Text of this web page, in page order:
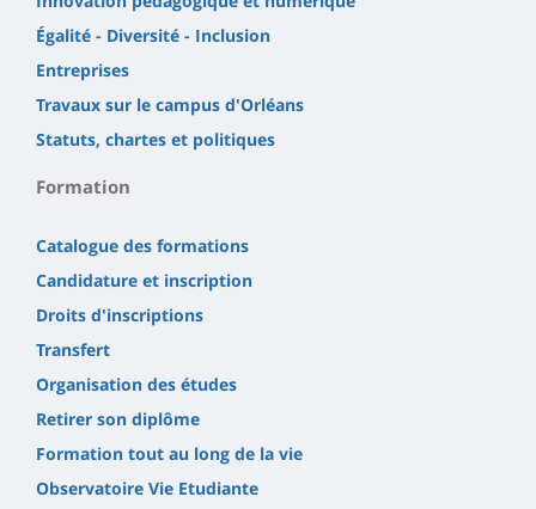
Égalité - Diversité - Inclusion
Entreprises
Travaux sur le campus d'Orléans
Statuts, chartes et politiques
Formation
Catalogue des formations
Candidature et inscription
Droits d'inscriptions
Transfert
Organisation des études
Retirer son diplôme
Formation tout au long de la vie
Observatoire Vie Etudiante